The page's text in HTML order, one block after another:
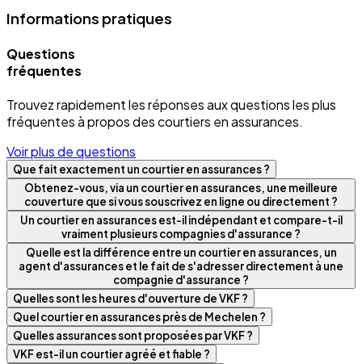
Informations pratiques
Questions
fréquentes
Trouvez rapidement les réponses aux questions les plus
fréquentes à propos des courtiers en assurances.
Voir plus de questions
Que fait exactement un courtier en assurances ?
Obtenez-vous, via un courtier en assurances, une meilleure
couverture que si vous souscrivez en ligne ou directement ?
Un courtier en assurances est-il indépendant et compare-t-il
vraiment plusieurs compagnies d'assurance ?
Quelle est la différence entre un courtier en assurances, un
agent d'assurances et le fait de s'adresser directement à une
compagnie d'assurance ?
Quelles sont les heures d'ouverture de VKF ?
Quel courtier en assurances près de Mechelen ?
Quelles assurances sont proposées par VKF ?
VKF est-il un courtier agréé et fiable ?